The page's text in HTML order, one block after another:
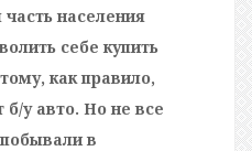
населения
себе купить
как правило,
у авто. Но не все
в